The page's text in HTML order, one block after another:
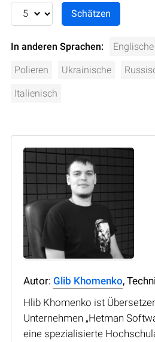
In anderen Sprachen: Englische
Polieren Ukrainische
Italienisch
Autor: Glib Khomenko,
Hlib Khomenko ist
Unternehmen „Hetman
eine spezialisierte